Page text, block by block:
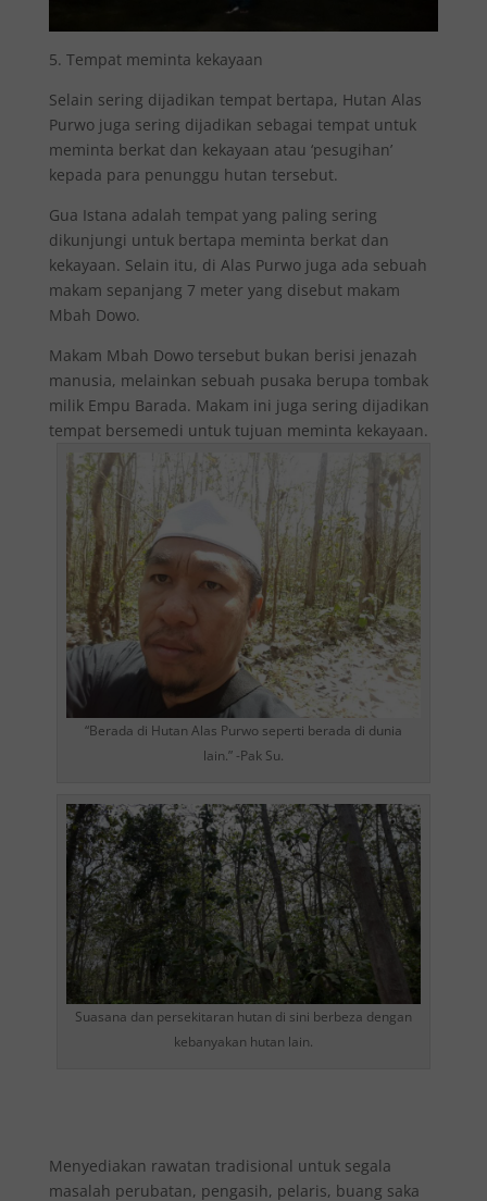
5. Tempat meminta kekayaan
Selain sering dijadikan tempat bertapa, Hutan Alas
Purwo juga sering dijadikan sebagai tempat untuk
meminta berkat dan kekayaan atau ‘pesugihan’
kepada para penunggu hutan tersebut.
Gua Istana adalah tempat yang paling sering
dikunjungi untuk bertapa meminta berkat dan
kekayaan. Selain itu, di Alas Purwo juga ada sebuah
makam sepanjang 7 meter yang disebut makam
Mbah Dowo.
Makam Mbah Dowo tersebut bukan berisi jenazah
manusia, melainkan sebuah pusaka berupa tombak
milik Empu Barada. Makam ini juga sering dijadikan
tempat bersemedi untuk tujuan meminta kekayaan.
“Berada di Hutan Alas Purwo seperti berada di dunia
lain.” -Pak Su.
Suasana dan persekitaran hutan di sini berbeza dengan
kebanyakan hutan lain.
Menyediakan rawatan tradisional untuk segala
masalah perubatan, pengasih, pelaris, buang saka